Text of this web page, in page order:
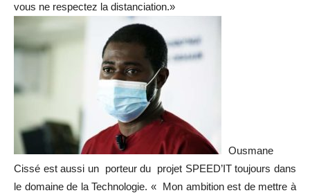
vous ne respectez la distanciation.»
Ousmane
Cissé est aussi un porteur du projet SPEED’IT toujours dans
le domaine de la Technologie. « Mon ambition est de mettre à